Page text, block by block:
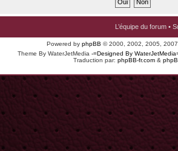
L’équipe du forum •
Powered by phpBB © 2000, 2002, 2005,
Theme By WaterJetMedia -=Designed By
Traduction par: phpBB-fr.com &